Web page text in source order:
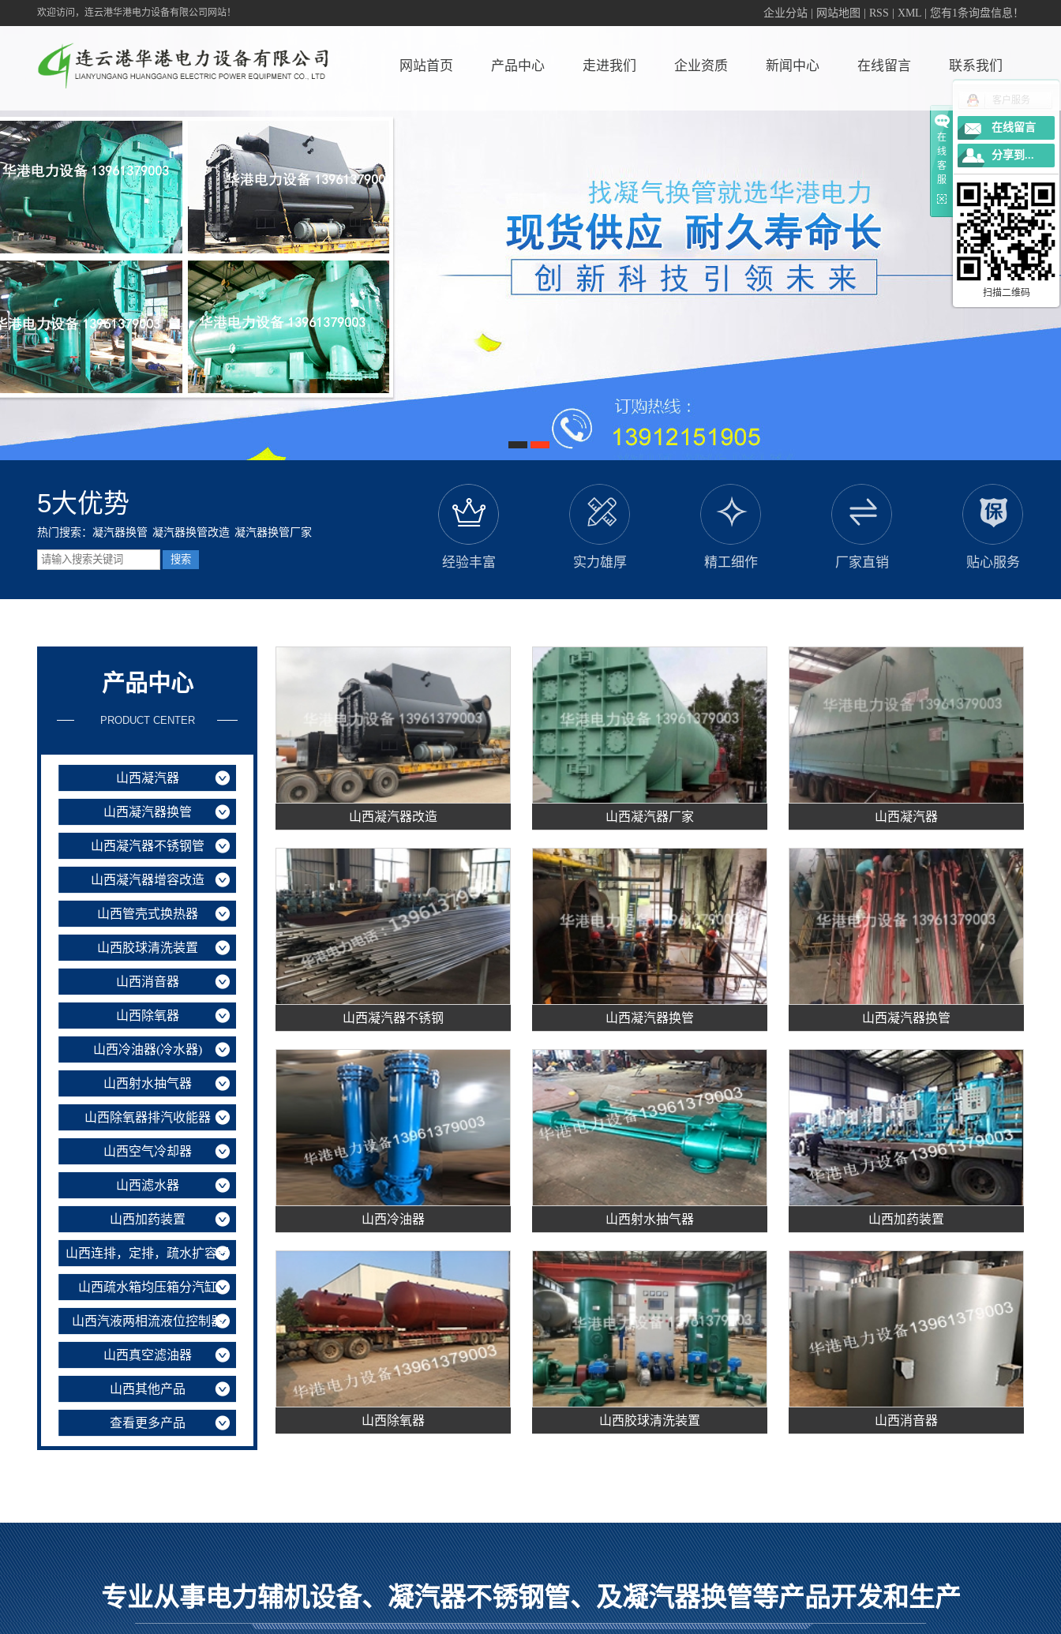
欢迎访问，连云港华港电力设备有限公司网站！ 企业分站 网站地图 RSS XML 您有1条询盘信息！
网站首页 产品中心
山西管壳式换热器
山西胶球清洗装置
山西消音器
山西除氧器排汽收能器
山西空气冷却器
山西加药装置
山西其他产品
走进我们 企业资质 新闻中心 在线留言 联系我们
5大优势
热门搜索： 凝汽器换管 凝汽器换管改造 凝汽器换管厂家
经验丰富 实力雄厚 精工细作 厂家直销 贴心服务
产品中心
PRODUCT CENTER
山西凝汽器
山西凝汽器换管
山西凝汽器不锈钢管
山西凝汽器增容改造
山西管壳式换热器
山西胶球清洗装置
山西消音器
山西除氧器
山西冷油器(冷水器)
山西射水抽气器
山西除氧器排汽收能器
山西空气冷却器
山西滤水器
山西加药装置
山西连排，定排，疏水扩容器
山西疏水箱均压箱分汽缸
山西汽液两相流液位控制器
山西真空滤油器
山西其他产品
查看更多产品
山西凝汽器改造 山西凝汽器厂家 山西凝汽器
山西凝汽器不锈钢 山西凝汽器换管 山西凝汽器换管
山西冷油器 山西射水抽气器 山西加药装置
山西除氧器 山西胶球清洗装置 山西消音器
专业从事电力辅机设备、凝汽器不锈钢管、及凝汽器换管等产品开发和生产
在
线
客
服
客户服务
在线留言
分享到...
扫描二维码